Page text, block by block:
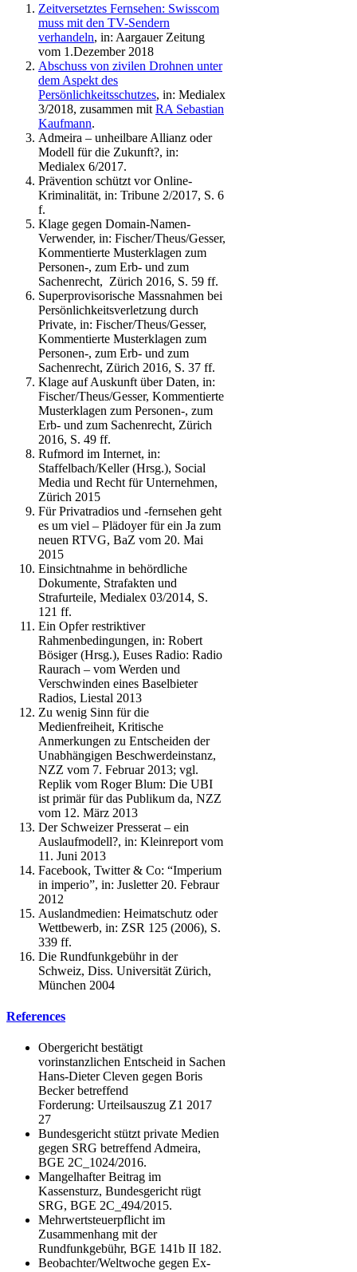
Zeitversetztes Fernsehen: Swisscom
muss mit den TV-Sendern
verhandeln, in: Aargauer Zeitung
vom 1.Dezember 2018
Abschuss von zivilen Drohnen unter
dem Aspekt des
Persönlichkeitsschutzes, in: Medialex
3/2018, zusammen mit RA Sebastian
Kaufmann.
Admeira – unheilbare Allianz oder
Modell für die Zukunft?, in:
Medialex 6/2017.
Prävention schützt vor Online-
Kriminalität, in: Tribune 2/2017, S. 6
f.
Klage gegen Domain-Namen-
Verwender, in: Fischer/Theus/Gesser,
Kommentierte Musterklagen zum
Personen-, zum Erb- und zum
Sachenrecht, Zürich 2016, S. 59 ff.
Superprovisorische Massnahmen bei
Persönlichkeitsverletzung durch
Private, in: Fischer/Theus/Gesser,
Kommentierte Musterklagen zum
Personen-, zum Erb- und zum
Sachenrecht, Zürich 2016, S. 37 ff.
Klage auf Auskunft über Daten, in:
Fischer/Theus/Gesser, Kommentierte
Musterklagen zum Personen-, zum
Erb- und zum Sachenrecht, Zürich
2016, S. 49 ff.
Rufmord im Internet, in:
Staffelbach/Keller (Hrsg.), Social
Media und Recht für Unternehmen,
Zürich 2015
Für Privatradios und -fernsehen geht
es um viel – Plädoyer für ein Ja zum
neuen RTVG, BaZ vom 20. Mai
2015
Einsichtnahme in behördliche
Dokumente, Strafakten und
Strafurteile, Medialex 03/2014, S.
121 ff.
Ein Opfer restriktiver
Rahmenbedingungen, in: Robert
Bösiger (Hrsg.), Euses Radio: Radio
Raurach – vom Werden und
Verschwinden eines Baselbieter
Radios, Liestal 2013
Zu wenig Sinn für die
Medienfreiheit, Kritische
Anmerkungen zu Entscheiden der
Unabhängigen Beschwerdeinstanz,
NZZ vom 7. Februar 2013; vgl.
Replik vom Roger Blum: Die UBI
ist primär für das Publikum da, NZZ
vom 12. März 2013
Der Schweizer Presserat – ein
Auslaufmodell?, in: Kleinreport vom
11. Juni 2013
Facebook, Twitter & Co: “Imperium
in imperio”, in: Jusletter 20. Febraur
2012
Auslandmedien: Heimatschutz oder
Wettbewerb, in: ZSR 125 (2006), S.
339 ff.
Die Rundfunkgebühr in der
Schweiz, Diss. Universität Zürich,
München 2004
References
Obergericht bestätigt
vorinstanzlichen Entscheid in Sachen
Hans-Dieter Cleven gegen Boris
Becker betreffend
Forderung: Urteilsauszug Z1 2017
27
Bundesgericht stützt private Medien
gegen SRG betreffend Admeira,
BGE 2C_1024/2016.
Mangelhafter Beitrag im
Kassensturz, Bundesgericht rügt
SRG, BGE 2C_494/2015.
Mehrwertsteuerpflicht im
Zusammenhang mit der
Rundfunkgebühr, BGE 141b II 182.
Beobachter/Weltwoche gegen Ex-